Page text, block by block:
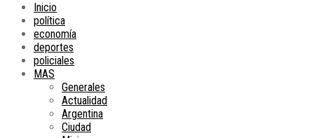
Inicio
política
economía
deportes
policiales
MAS
Generales
Actualidad
Argentina
Ciudad